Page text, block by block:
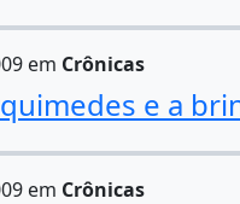
em Crônicas
e a
em Crônicas